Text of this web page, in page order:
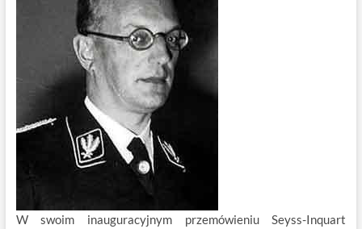
W swoim inauguracyjnym przemówieniu Seyss-Inquart